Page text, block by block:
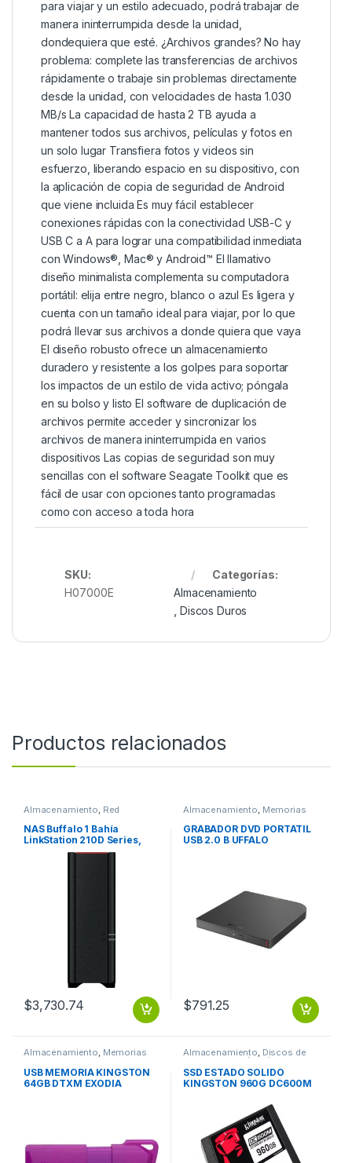
para viajar y un estilo adecuado, podrá trabajar de
manera ininterrumpida desde la unidad,
dondequiera que esté. ¿Archivos grandes? No hay
problema: complete las transferencias de archivos
rápidamente o trabaje sin problemas directamente
desde la unidad, con velocidades de hasta 1.030
MB/s La capacidad de hasta 2 TB ayuda a
mantener todos sus archivos, películas y fotos en
un solo lugar Transfiera fotos y videos sin
esfuerzo, liberando espacio en su dispositivo, con
la aplicación de copia de seguridad de Android
que viene incluida Es muy fácil establecer
conexiones rápidas con la conectividad USB-C y
USB C a A para lograr una compatibilidad inmediata
con Windows®, Mac® y Android™ El llamativo
diseño minimalista complementa su computadora
portátil: elija entre negro, blanco o azul Es ligera y
cuenta con un tamaño ideal para viajar, por lo que
podrá llevar sus archivos a donde quiera que vaya
El diseño robusto ofrece un almacenamiento
duradero y resistente a los golpes para soportar
los impactos de un estilo de vida activo; póngala
en su bolso y listo El software de duplicación de
archivos permite acceder y sincronizar los
archivos de manera ininterrumpida en varios
dispositivos Las copias de seguridad son muy
sencillas con el software Seagate Toolkit que es
fácil de usar con opciones tanto programadas
como con acceso a toda hora
SKU:
H07000E
Categorías:
Almacenamiento
Discos Duros
Productos relacionados
Almacenamiento Red
Unificada de Almacenamiento
NAS Buffalo 1 Bahía
LinkStation 210D Series,
2TB (incluye 1 HDD de 2TB),
(1X2TB) RJ45 1GB USB 2.0
$3,730.74
Almacenamiento Memorias
GRABADOR DVD PORTATIL
USB 2.0 B UFFALO
$791.25
Almacenamiento, Memorias
USB MEMORIA KINGSTON
64GB DTXM EXODIA
Almacenamiento, Discos de
Estado Solido (SSD)
SSD ESTADO SOLIDO
KINGSTON 960G DC600M